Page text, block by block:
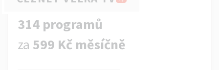
314 programů
za 599 Kč měsíčně